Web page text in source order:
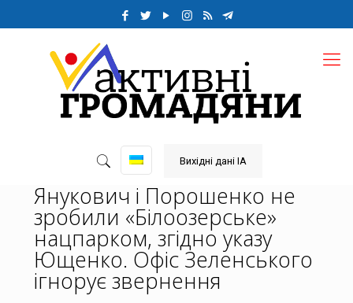
Вихідні дані ІА
Янукович і Порошенко не
зробили «Білоозерське»
нацпарком, згідно указу
Ющенко. Офіс Зеленського
ігнорує звернення